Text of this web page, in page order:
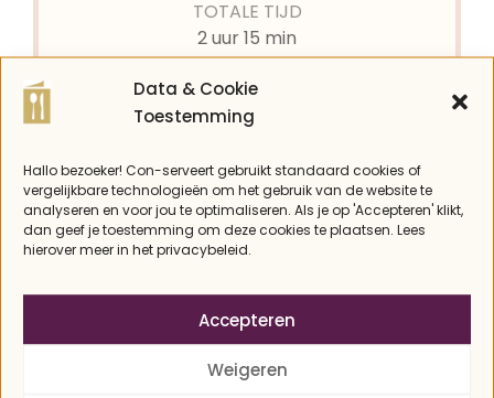
Data & Cookie
Toestemming
Hallo bezoeker! Con-serveert gebruikt standaard cookies of
vergelijkbare technologieën om het gebruik van de website te
analyseren en voor jou te optimaliseren. Als je op 'Accepteren' klikt,
dan geef je toestemming om deze cookies te plaatsen. Lees
hierover meer in het privacybeleid.
Accepteren
Weigeren
TOTALE TIJD
2uur
uur15 minuten
min
GANG
PORTIES
1pot
KOOLHYDRATEN
3 kh